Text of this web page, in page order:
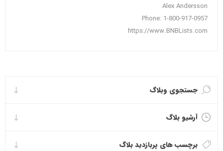
Alex Andersson
Phone: 1-800-917-0957
https://www.BNBLists.com
جستجوی وبلاگ
آرشیو بلاگ
برچسب های پربازدید بلاگ